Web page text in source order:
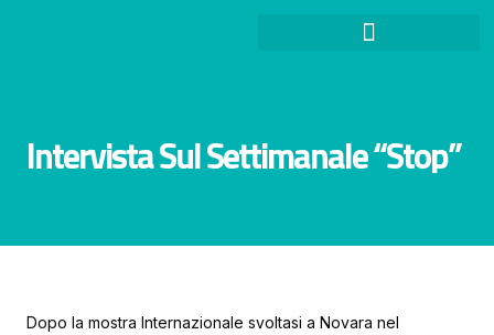
Intervista Sul Settimanale “Stop”
Dopo la mostra Internazionale svoltasi a Novara nel